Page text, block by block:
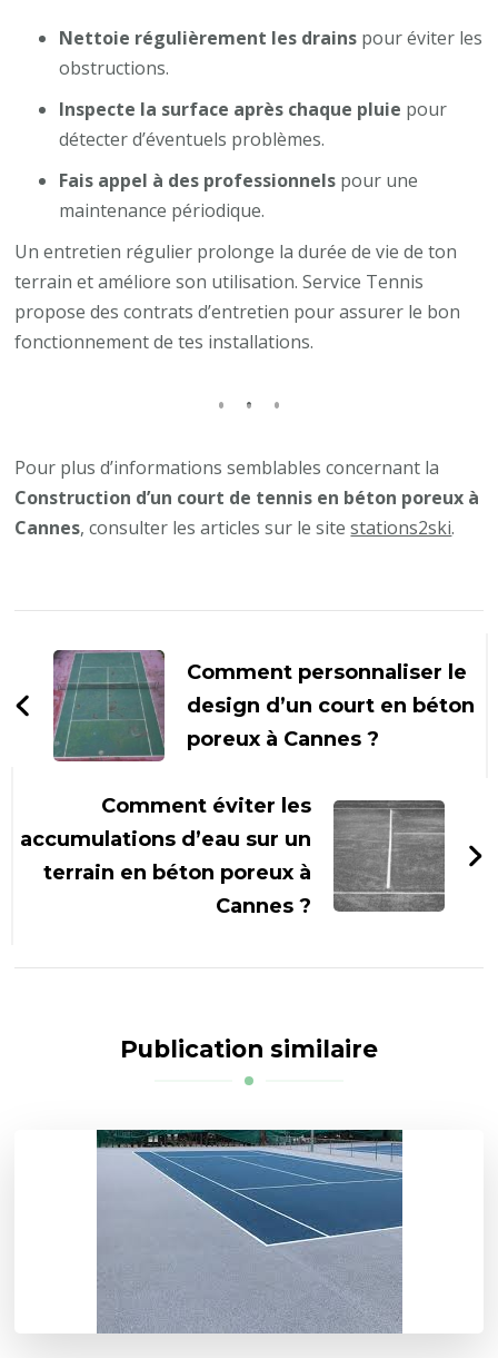
Nettoie régulièrement les drains pour éviter les
obstructions.
Inspecte la surface après chaque pluie pour
détecter d’éventuels problèmes.
Fais appel à des professionnels pour une
maintenance périodique.
Un entretien régulier prolonge la durée de vie de ton
terrain et améliore son utilisation. Service Tennis
propose des contrats d’entretien pour assurer le bon
fonctionnement de tes installations.
Pour plus d’informations semblables concernant la
Construction d’un court de tennis en béton poreux à
Cannes, consulter les articles sur le sitestations2ski.
d'article
Comment personnaliser le
design d’un court en béton
poreux à Cannes ?
Comment éviter les
accumulations d’eau sur un
terrain en béton poreux à
Cannes ?
Publication similaire